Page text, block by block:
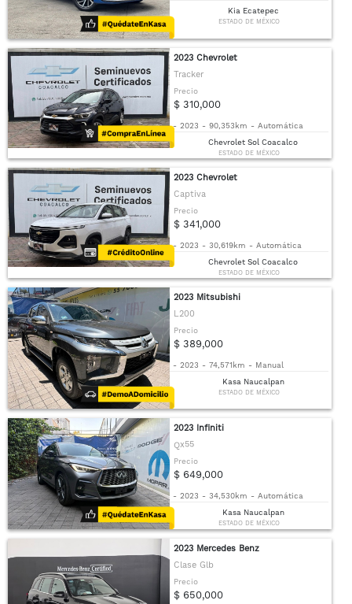
Kia Ecatepec
ESTADO DE MÉXICO
2023 Chevrolet
Tracker
Precio
$ 310,000
- 2023 - 90,353km - Automática
Chevrolet Sol Coacalco
ESTADO DE MÉXICO
2023 Chevrolet
Captiva
Precio
$ 341,000
- 2023 - 30,619km - Automática
Chevrolet Sol Coacalco
ESTADO DE MÉXICO
2023 Mitsubishi
L200
Precio
$ 389,000
- 2023 - 74,571km - Manual
Kasa Naucalpan
ESTADO DE MÉXICO
2023 Infiniti
Qx55
Precio
$ 649,000
- 2023 - 34,530km - Automática
Kasa Naucalpan
ESTADO DE MÉXICO
2023 Mercedes Benz
Clase Glb
Precio
$ 650,000